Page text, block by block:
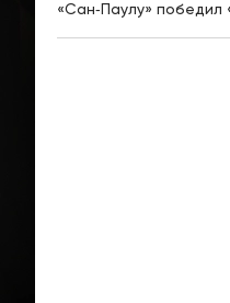
«Сан‑Паулу»